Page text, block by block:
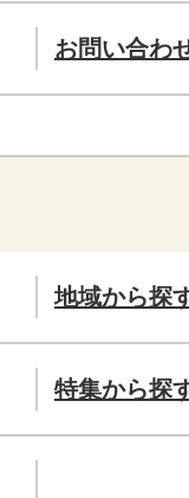
お問い合わ
地域から探
特集から探